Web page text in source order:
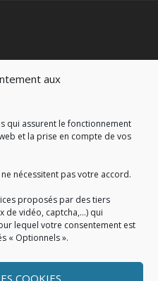
aux
qui assurent le fonctionnement
et la prise en compte de vos
nécessitent pas votre accord.
proposés par des tiers
de vidéo, captcha,...) qui
lequel votre consentement est
« Optionnels ».
COOKIES